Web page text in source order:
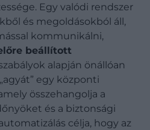
Egy valódi rendszer
és megoldásokból áll,
kommunikálni,
beállított
alapján önállóan
egy központi
összehangolja a
és a biztonsági
célja, hogy az